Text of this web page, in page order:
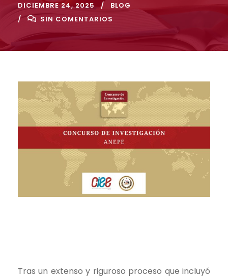
DICIEMBRE 24, 2025
BLOG
SIN COMENTARIOS
Tras un extenso y riguroso proceso que incluyó